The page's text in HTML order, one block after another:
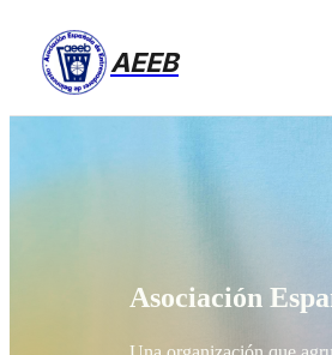
AEEB
Asociación
Una organización que